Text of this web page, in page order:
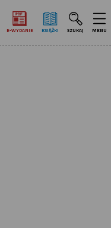
E‑WYDANIE KSIĄŻKI SZUKAJ MENU